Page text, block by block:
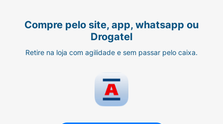
Compre pelo site, app, whatsapp ou
Drogatel
Retire na loja com agilidade e sem passar pelo caixa.